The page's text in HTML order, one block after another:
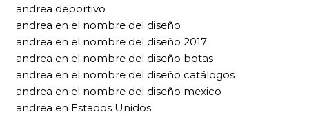
andrea deportivo
andrea en el nombre del diseño
andrea en el nombre del diseño 2017
andrea en el nombre del diseño botas
andrea en el nombre del diseño catálogos
andrea en el nombre del diseño mexico
andrea en Estados Unidos